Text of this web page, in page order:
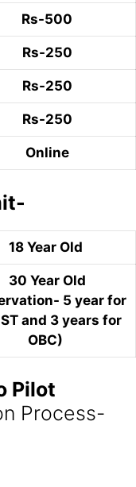
Rs-500
Rs-250
Rs-250
Rs-250
Online
18 Year Old
30 Year Old
5 year for
and 3 years for
OBC)
Pilot
Process-